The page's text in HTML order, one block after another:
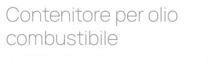
Contenitore per olio
combustibile